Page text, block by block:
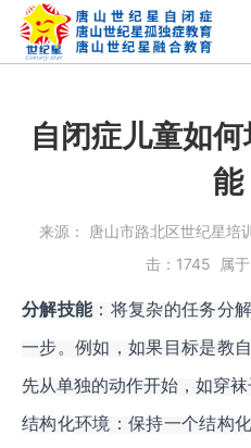
自闭症儿童如
能
来源： 唐山市路北区世纪星培
击： 1745 属于
分解技能 ：将复杂的任务分
一步。例如，如果目标是教
先从单独的动作开始，如穿袜
结构化环境：保持一个结构